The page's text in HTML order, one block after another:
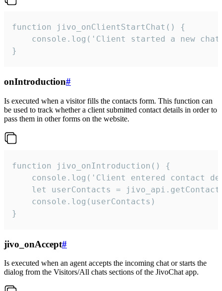
function jivo_onClientStartChat() {
console.log('Client started a new
}
onIntroduction#
Is executed when a visitor fills the contacts form. This function can
be used to track whether a client submitted contact details in order to
pass them in other forms on the website.
function jivo_onIntroduction() {
console.log('Client entered contact
let userContacts =
    console.log(userContacts)
}
jivo_onAccept#
Is executed when an agent accepts the incoming chat or starts the
dialog from the Visitors/All chats sections of the JivoChat app.